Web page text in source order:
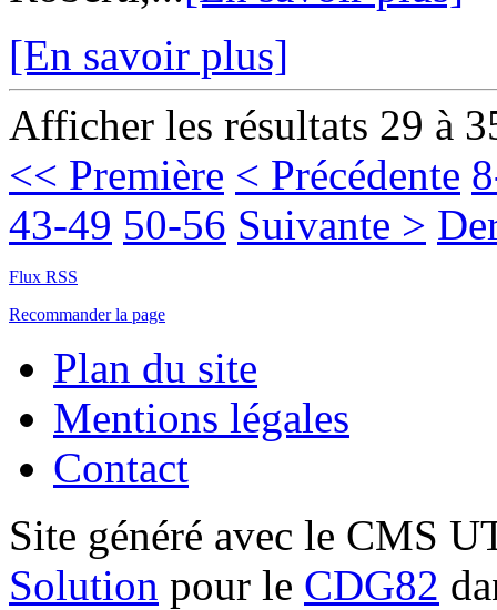
[En savoir plus]
Afficher les résultats 29 à
<< Première < Précédente
43-49 50-56 Suivante >
Flux RSS
Recommander la page
Plan du site
Mentions légales
Contact
Site généré avec le CMS
Solution pour le CDG82